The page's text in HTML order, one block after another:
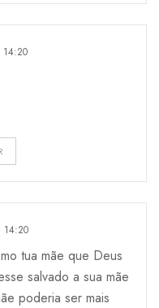
tua mãe que Deus
salvado a sua mãe
poderia ser mais